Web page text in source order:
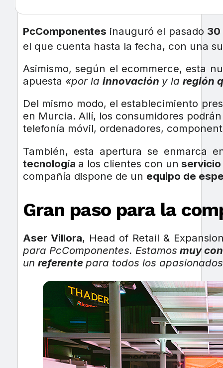
PcComponentes inauguró el pasado 30
el que cuenta hasta la fecha, con una
Asimismo, según el ecommerce, esta
apuesta «por la innovación y la región
Del mismo modo, el establecimiento
en Murcia. Allí, los consumidores
telefonía móvil, ordenadores,
También, esta apertura se enmarca
tecnología a los clientes con un
compañía dispone de un equipo de
Gran paso para la
Aser Villora, Head of Retail &
para PcComponentes. Estamos muy
un referente para todos los